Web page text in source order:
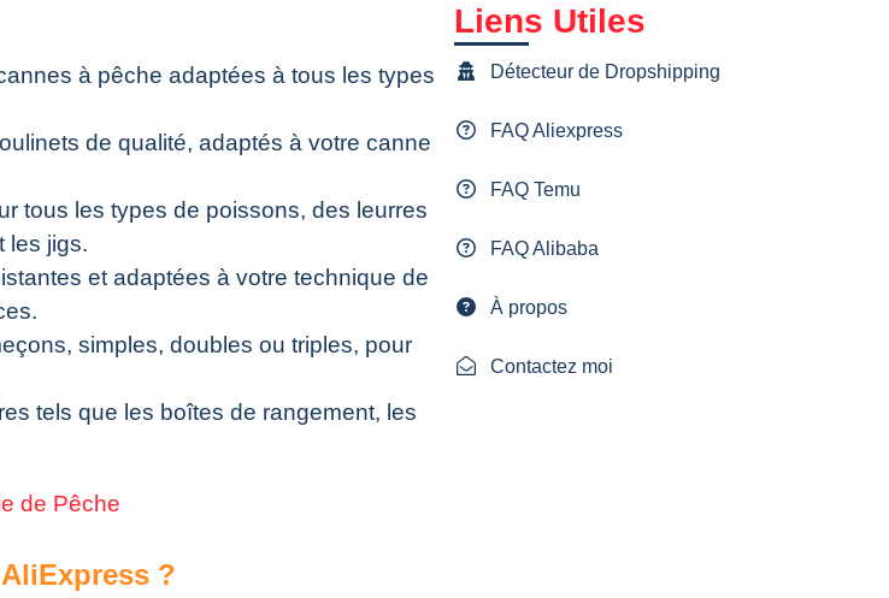
à pêche adaptées à tous les types
de qualité, adaptés à votre canne
tous les types de poissons, des leurres
les jigs.
et adaptées à votre technique de
simples, doubles ou triples, pour
tels que les boîtes de rangement, les
de Pêche
?
Liens Utiles
Détecteur de Dropshipping
FAQ Aliexpress
FAQ Temu
FAQ Alibaba
À propos
Contactez moi